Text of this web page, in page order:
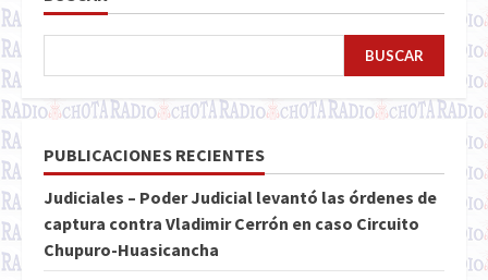
BUSCAR
PUBLICACIONES RECIENTES
Judiciales – Poder Judicial levantó las órdenes de
captura contra Vladimir Cerrón en caso Circuito
Chupuro-Huasicancha